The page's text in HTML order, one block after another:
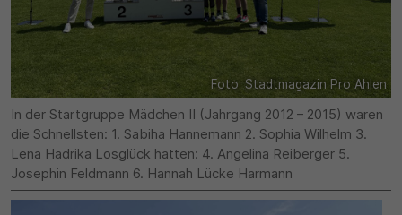
Foto: Stadtmagazin Pro Ahlen
In der Startgruppe Mädchen II (Jahrgang 2012 – 2015) waren
die Schnellsten: 1. Sabiha Hannemann 2. Sophia Wilhelm 3.
Lena Hadrika Losglück hatten: 4. Angelina Reiberger 5.
Josephin Feldmann 6. Hannah Lücke Harmann